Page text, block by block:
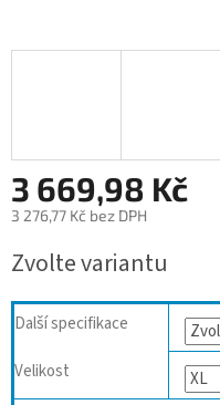
3 669,98 Kč
3 276,77 Kč bez DPH
cena:
Zvolte variantu
Další specifikace
Velikost